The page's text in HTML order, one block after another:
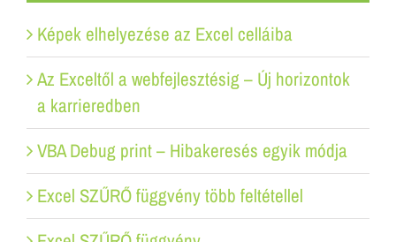
Képek elhelyezése az Excel celláiba
Az Exceltől a webfejlesztésig – Új horizontok
a karrieredben
VBA Debug print – Hibakeresés egyik módja
Excel SZŰRŐ függvény több feltétellel